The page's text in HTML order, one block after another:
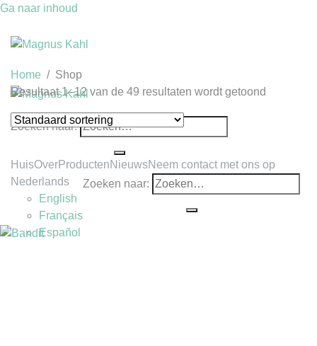
Ga naar inhoud
Zoeken naar:
HuisOverProductenNieuwsNeem contact met ons op
Nederlands
English
Français
Español
Zoeken naar:
Home / Shop
Resultaat 1–12 van de 49 resultaten wordt getoond